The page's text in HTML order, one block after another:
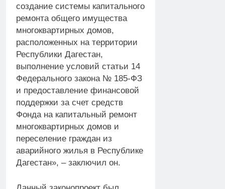
создание системы капитального
ремонта общего имущества
многоквартирных домов,
расположенных на территории
Республики Дагестан,
выполнение условий статьи 14
Федерального закона № 185-ФЗ
и предоставление финансовой
поддержки за счет средств
Фонда на капитальный ремонт
многоквартирных домов и
переселение граждан из
аварийного жилья в Республике
Дагестан», – заключил он.